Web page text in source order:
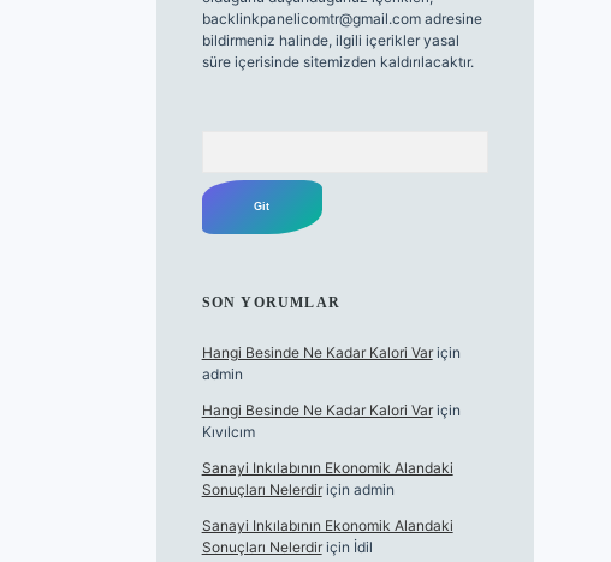
backlinkpanelicomtr@gmail.comadresine
bildirmeniz halinde, ilgili içerikler yasal
süre içerisinde sitemizden kaldırılacaktır.
SON YORUMLAR
Hangi Besinde Ne Kadar Kalori Variçin
admin
Hangi Besinde Ne Kadar Kalori Variçin
Kıvılcım
Sanayi Inkılabının Ekonomik Alandaki
Sonuçları Nelerdiriçin admin
Sanayi Inkılabının Ekonomik Alandaki
Sonuçları Nelerdiriçin İdil